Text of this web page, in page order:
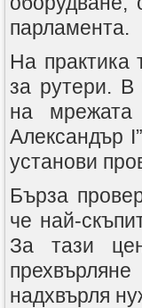
парламента.
На практика
за рутери. В
на мрежата
Александър
установи
Бърза
че най-
За тази
надхвърля